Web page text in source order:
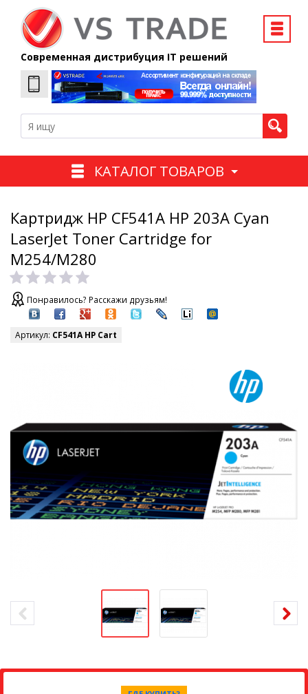
Современная дистрибуция IT решений
КАТАЛОГ ТОВАРОВ
Картридж HP CF541A HP 203A Cyan
LaserJet Toner Cartridge for
M254/M280
Понравилось? Расскажи друзьям!
Артикул: CF541A HP Cart